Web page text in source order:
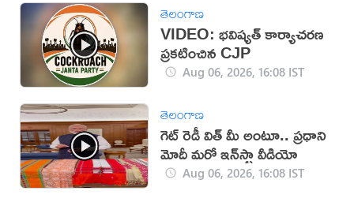
తెలంగాణ
VIDEO: భవిష్యత్ కార్యాచరణ
ప్రకటించిన CJP
Aug 06, 2026, 16:08 IST
తెలంగాణ
గెట్ రెడీ విత్ మీ అంటూ.. ప్రధాని
మోదీ మరో ఇన్‌స్టా వీడియో
Aug 06, 2026, 16:08 IST